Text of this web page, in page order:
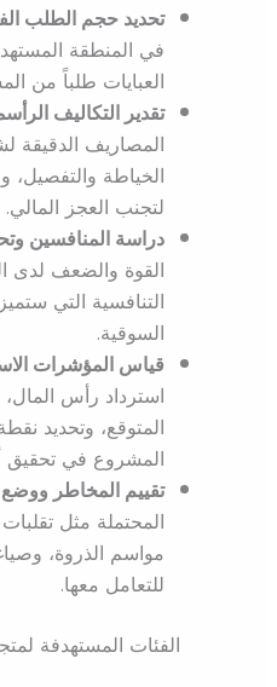
تحديد حجم الطلب
في المنطقة
العبايات طلباً من
تقدير التكاليف
المصاريف الدقيقة
الخياطة والتفصيل،
لتجنب العجز المالي.
دراسة المنافسين
القوة والضعف لدى
التنافسية التي
السوقية.
قياس المؤشرات
استرداد رأس المال،
المتوقع، وتحديد
المشروع في تحقيق
تقييم المخاطر ووضع
المحتملة مثل
مواسم الذروة،
للتعامل معها.
الفئات المستهدفة